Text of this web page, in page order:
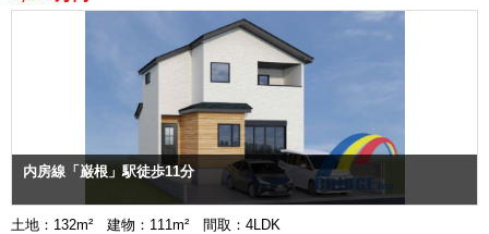
内房線「巌根」駅徒歩11分
土地：132m² 建物：111m² 間取：4LDK